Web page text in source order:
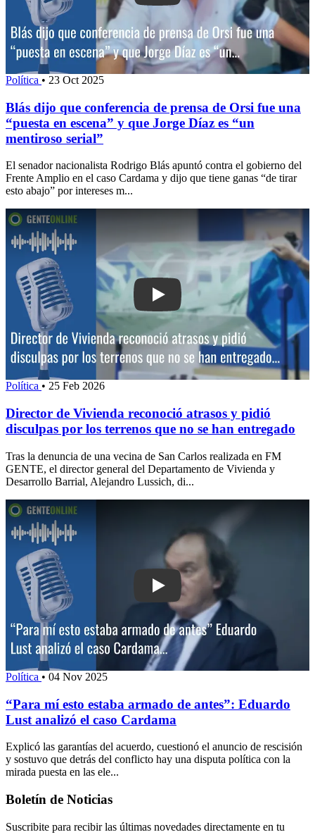
Política • 23 Oct 2025
Blás dijo que conferencia de prensa de Orsi fue una
“puesta en escena” y que Jorge Díaz es “un
mentiroso serial”
El senador nacionalista Rodrigo Blás apuntó contra el gobierno del
Frente Amplio en el caso Cardama y dijo que tiene ganas “de tirar
esto abajo” por intereses m...
Play: Director de Vivienda reconoció
Política • 25 Feb 2026
Director de Vivienda reconoció atrasos y pidió
disculpas por los terrenos que no se han entregado
Tras la denuncia de una vecina de San Carlos realizada en FM
GENTE, el director general del Departamento de Vivienda y
Desarrollo Barrial, Alejandro Lussich, di...
Play: “Para mí esto estaba armado
Política • 04 Nov 2025
“Para mí esto estaba armado de antes”: Eduardo
Lust analizó el caso Cardama
Explicó las garantías del acuerdo, cuestionó el anuncio de rescisión
y sostuvo que detrás del conflicto hay una disputa política con la
mirada puesta en las ele...
Boletín de Noticias
Suscribite para recibir las últimas novedades directamente en tu